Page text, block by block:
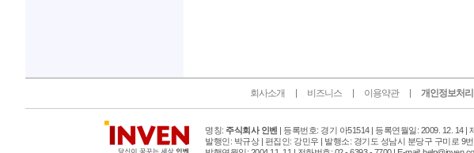
회사소개 비즈니스 이용약관 개인정보처
명칭: 주식회사 인벤 | 등록번호: 경기 아51514 | 등록연월일: 2009. 12. 14 |
발행인: 박규상 | 편집인: 강민우 | 발행소: 경기도 성남시 분당구 구미로 9